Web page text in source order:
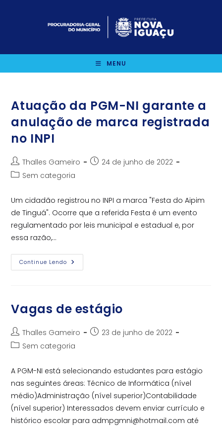
MENU
Atuação da PGM-NI garante a
anulação de marca registrada
no INPI
Autor
do
Thalles Gameiro
Post24 de junho de 2022
Categoria
Sem categoria
Um cidadão registrou no INPI a marca "Festa do Aipim
de Tinguá". Ocorre que a referida Festa é um evento
regulamentado por leis municipal e estadual e, por
essa razão,…
Continue Lendo Atuação
Da
Anulação
De
Registrada
No
Vagas de estágio
Autor
do
Thalles Gameiro
Post23 de junho de 2022
Categoria
Sem categoria
A PGM-NI está selecionando estudantes para estágio
nas seguintes áreas: Técnico de Informática (nível
médio)Administração (nível superior)Contabilidade
(nível superior) Interessados devem enviar currículo e
histórico escolar para admpgmni@hotmail.com até